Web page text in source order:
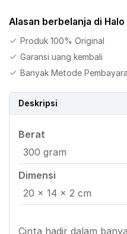
Jilid
Alasan berbelanja di
Produk 100% Original
Garansi uang kembali
Banyak Metode
Deskripsi
Berat
300 gram
Dimensi
20 × 14 × 2 cm
Cinta hadir dalam